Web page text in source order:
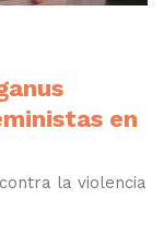
en
la violencia